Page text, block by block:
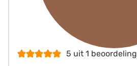
5 uit 1 beoordeling